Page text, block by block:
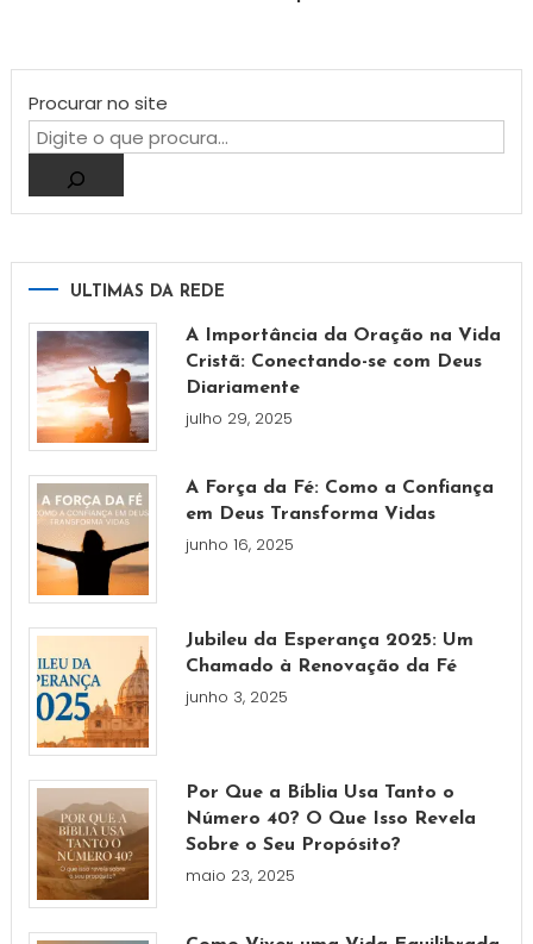
Procurar no site
ULTIMAS DA REDE
A Importância da Oração na Vida
Cristã: Conectando-se com Deus
Diariamente
julho 29, 2025
A Força da Fé: Como a Confiança
em Deus Transforma Vidas
junho 16, 2025
Jubileu da Esperança 2025: Um
Chamado à Renovação da Fé
junho 3, 2025
Por Que a Bíblia Usa Tanto o
Número 40? O Que Isso Revela
Sobre o Seu Propósito?
maio 23, 2025